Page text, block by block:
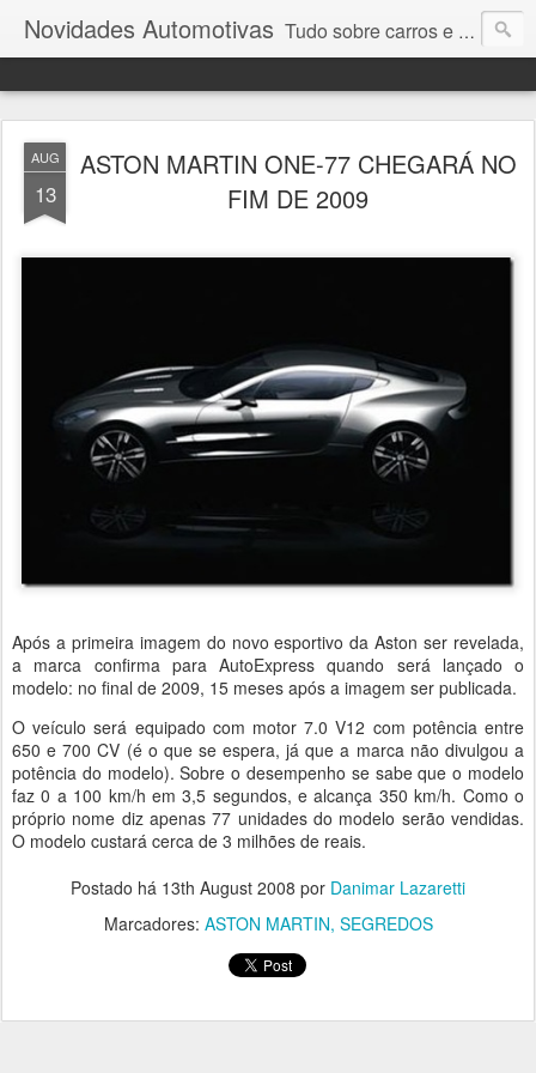
Novidades Automotivas Tudo sobre carros e motores
AUG
13
ASTON MARTIN ONE-77 CHEGARÁ NO
FIM DE 2009
Após a primeira imagem do novo esportivo da Aston ser revelada,
a marca confirma para AutoExpress quando será lançado o
modelo: no final de 2009, 15 meses após a imagem ser publicada.
O veículo será equipado com motor 7.0 V12 com potência entre
650 e 700 CV (é o que se espera, já que a marca não divulgou a
potência do modelo). Sobre o desempenho se sabe que o modelo
faz 0 a 100 km/h em 3,5 segundos, e alcança 350 km/h. Como o
próprio nome diz apenas 77 unidades do modelo serão vendidas.
O modelo custará cerca de 3 milhões de reais.
Postado há 13th August 2008 por Danimar Lazaretti
Marcadores: ASTON MARTIN SEGREDOS